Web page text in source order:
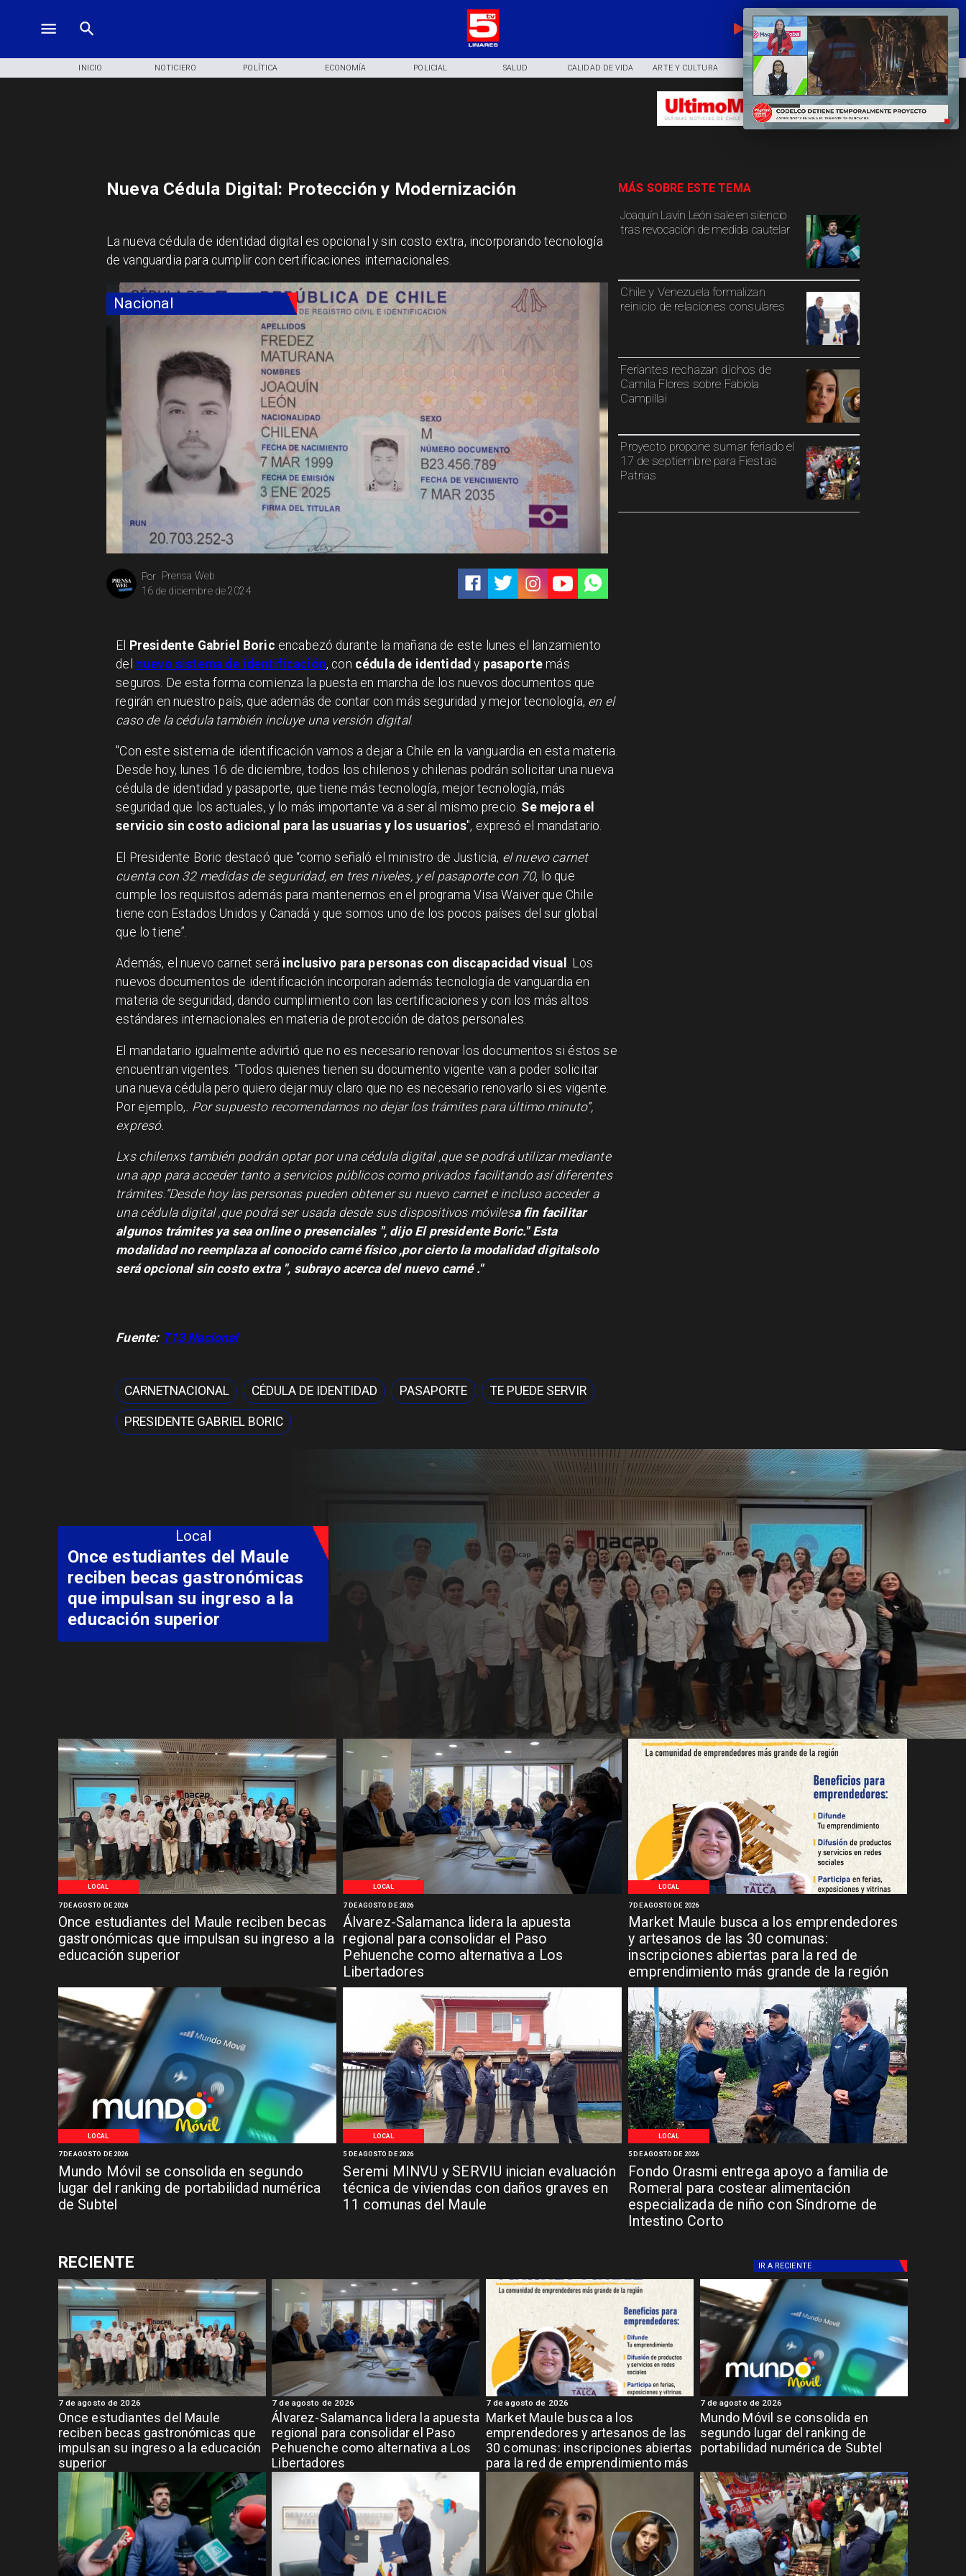
EN VIVO
INICIO NOTICIERO POLÍTICA ECONOMÍA POLICIAL SALUD CALIDAD DE VIDA ARTE Y CULTURA COMUNIDAD DEPORTES
Nacional
Prensa Web
Por
16 de diciembre de 2024
Joaquín Lavín León sale en silencio
tras revocación de medida cautelar
Chile y Venezuela formalizan
reinicio de relaciones consulares
Feriantes rechazan dichos de
Camila Flores sobre Fabiola
Campillai
Proyecto propone sumar feriado el
17 de septiembre para Fiestas
Patrias
MÁS SOBRE ESTE TEMA
Nueva Cédula Digital: Protección y Modernización
La nueva cédula de identidad digital es opcional y sin costo extra, incorporando tecnología
de vanguardia para cumplir con certificaciones internacionales.
El Presidente Gabriel Boric encabezó durante la mañana de este lunes el lanzamiento
del nuevo sistema de identificación, con cédula de identidad y pasaporte más
seguros. De esta forma comienza la puesta en marcha de los nuevos documentos que
regirán en nuestro país, que además de contar con más seguridad y mejor tecnología, en el
caso de la cédula también incluye una versión digital.
"Con este sistema de identificación vamos a dejar a Chile en la vanguardia en esta materia.
Desde hoy, lunes 16 de diciembre, todos los chilenos y chilenas podrán solicitar una nueva
cédula de identidad y pasaporte, que tiene más tecnología, mejor tecnología, más
seguridad que los actuales, y lo más importante va a ser al mismo precio. Se mejora el
servicio sin costo adicional para las usuarias y los usuarios", expresó el mandatario.
El Presidente Boric destacó que “como señaló el ministro de Justicia, el nuevo carnet
cuenta con 32 medidas de seguridad, en tres niveles, y el pasaporte con 70, lo que
cumple los requisitos además para mantenernos en el programa Visa Waiver que Chile
tiene con Estados Unidos y Canadá y que somos uno de los pocos países del sur global
que lo tiene”.
Además, el nuevo carnet será inclusivo para personas con discapacidad visual . Los
nuevos documentos de identificación incorporan además tecnología de vanguardia en
materia de seguridad, dando cumplimiento con las certificaciones y con los más altos
estándares internacionales en materia de protección de datos personales.
El mandatario igualmente advirtió que no es necesario renovar los documentos si éstos se
encuentran vigentes. “Todos quienes tienen su documento vigente van a poder solicitar
una nueva cédula pero quiero dejar muy claro que no es necesario renovarlo si es vigente.
Por ejemplo,. Por supuesto recomendamos no dejar los trámites para último minuto”,
expresó.
Lxs chilenxs también podrán optar por una cédula digital ,que se podrá utilizar mediante
una app para acceder tanto a servicios públicos como privados facilitando así diferentes
trámites.“Desde hoy las personas pueden obtener su nuevo carnet e incluso acceder a
una cédula digital ,que podrá ser usada desde sus dispositivos móvilesa fin facilitar
algunos trámites ya sea online o presenciales ", dijo El presidente Boric." Esta
modalidad no reemplaza al conocido carné físico ,por cierto la modalidad digitalsolo
será opcional sin costo extra ", subrayo acerca del nuevo carné ."
Fuente: T13 Nacional
CARNETNACIONAL CÉDULA DE IDENTIDAD PASAPORTE TE PUEDE SERVIR
PRESIDENTE GABRIEL BORIC
LOCAL
Once estudiantes del Maule reciben becas
gastronómicas que impulsan su ingreso a la
educación superior
7 DE AGOSTO DE 2026
LOCAL
Álvarez-Salamanca lidera la apuesta
regional para consolidar el Paso
Pehuenche como alternativa a Los
Libertadores
7 DE AGOSTO DE 2026
LOCAL
Market Maule busca a los emprendedores
y artesanos de las 30 comunas:
inscripciones abiertas para la red de
emprendimiento más grande de la región
7 DE AGOSTO DE 2026
LOCAL
Mundo Móvil se consolida en segundo
lugar del ranking de portabilidad numérica
de Subtel
7 DE AGOSTO DE 2026
LOCAL
Seremi MINVU y SERVIU inician evaluación
técnica de viviendas con daños graves en
11 comunas del Maule
5 DE AGOSTO DE 2026
LOCAL
Fondo Orasmi entrega apoyo a familia de
Romeral para costear alimentación
especializada de niño con Síndrome de
Intestino Corto
5 DE AGOSTO DE 2026
Local
Álvarez-Salamanca lidera la
apuesta regional para
consolidar el Paso Pehuenche
como alternativa a Los
Libertadores
RECIENTE IR A RECIENTE
Once estudiantes del Maule
reciben becas gastronómicas que
impulsan su ingreso a la educación
superior
7 de agosto de 2026
Álvarez-Salamanca lidera la apuesta
regional para consolidar el Paso
Pehuenche como alternativa a Los
Libertadores
7 de agosto de 2026
Market Maule busca a los
emprendedores y artesanos de las
30 comunas: inscripciones abiertas
para la red de emprendimiento más
grande de la región
7 de agosto de 2026
Mundo Móvil se consolida en
segundo lugar del ranking de
portabilidad numérica de Subtel
7 de agosto de 2026